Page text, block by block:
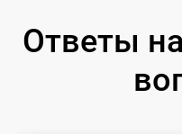
Ответы